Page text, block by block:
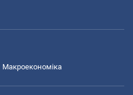
Макроекономіка